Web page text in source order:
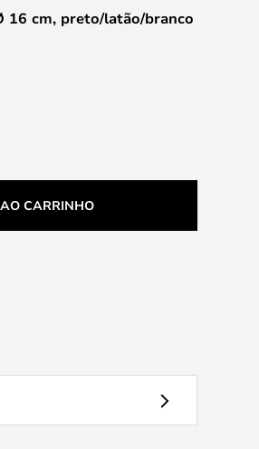
16 cm, preto/latão/branco
CARRINHO